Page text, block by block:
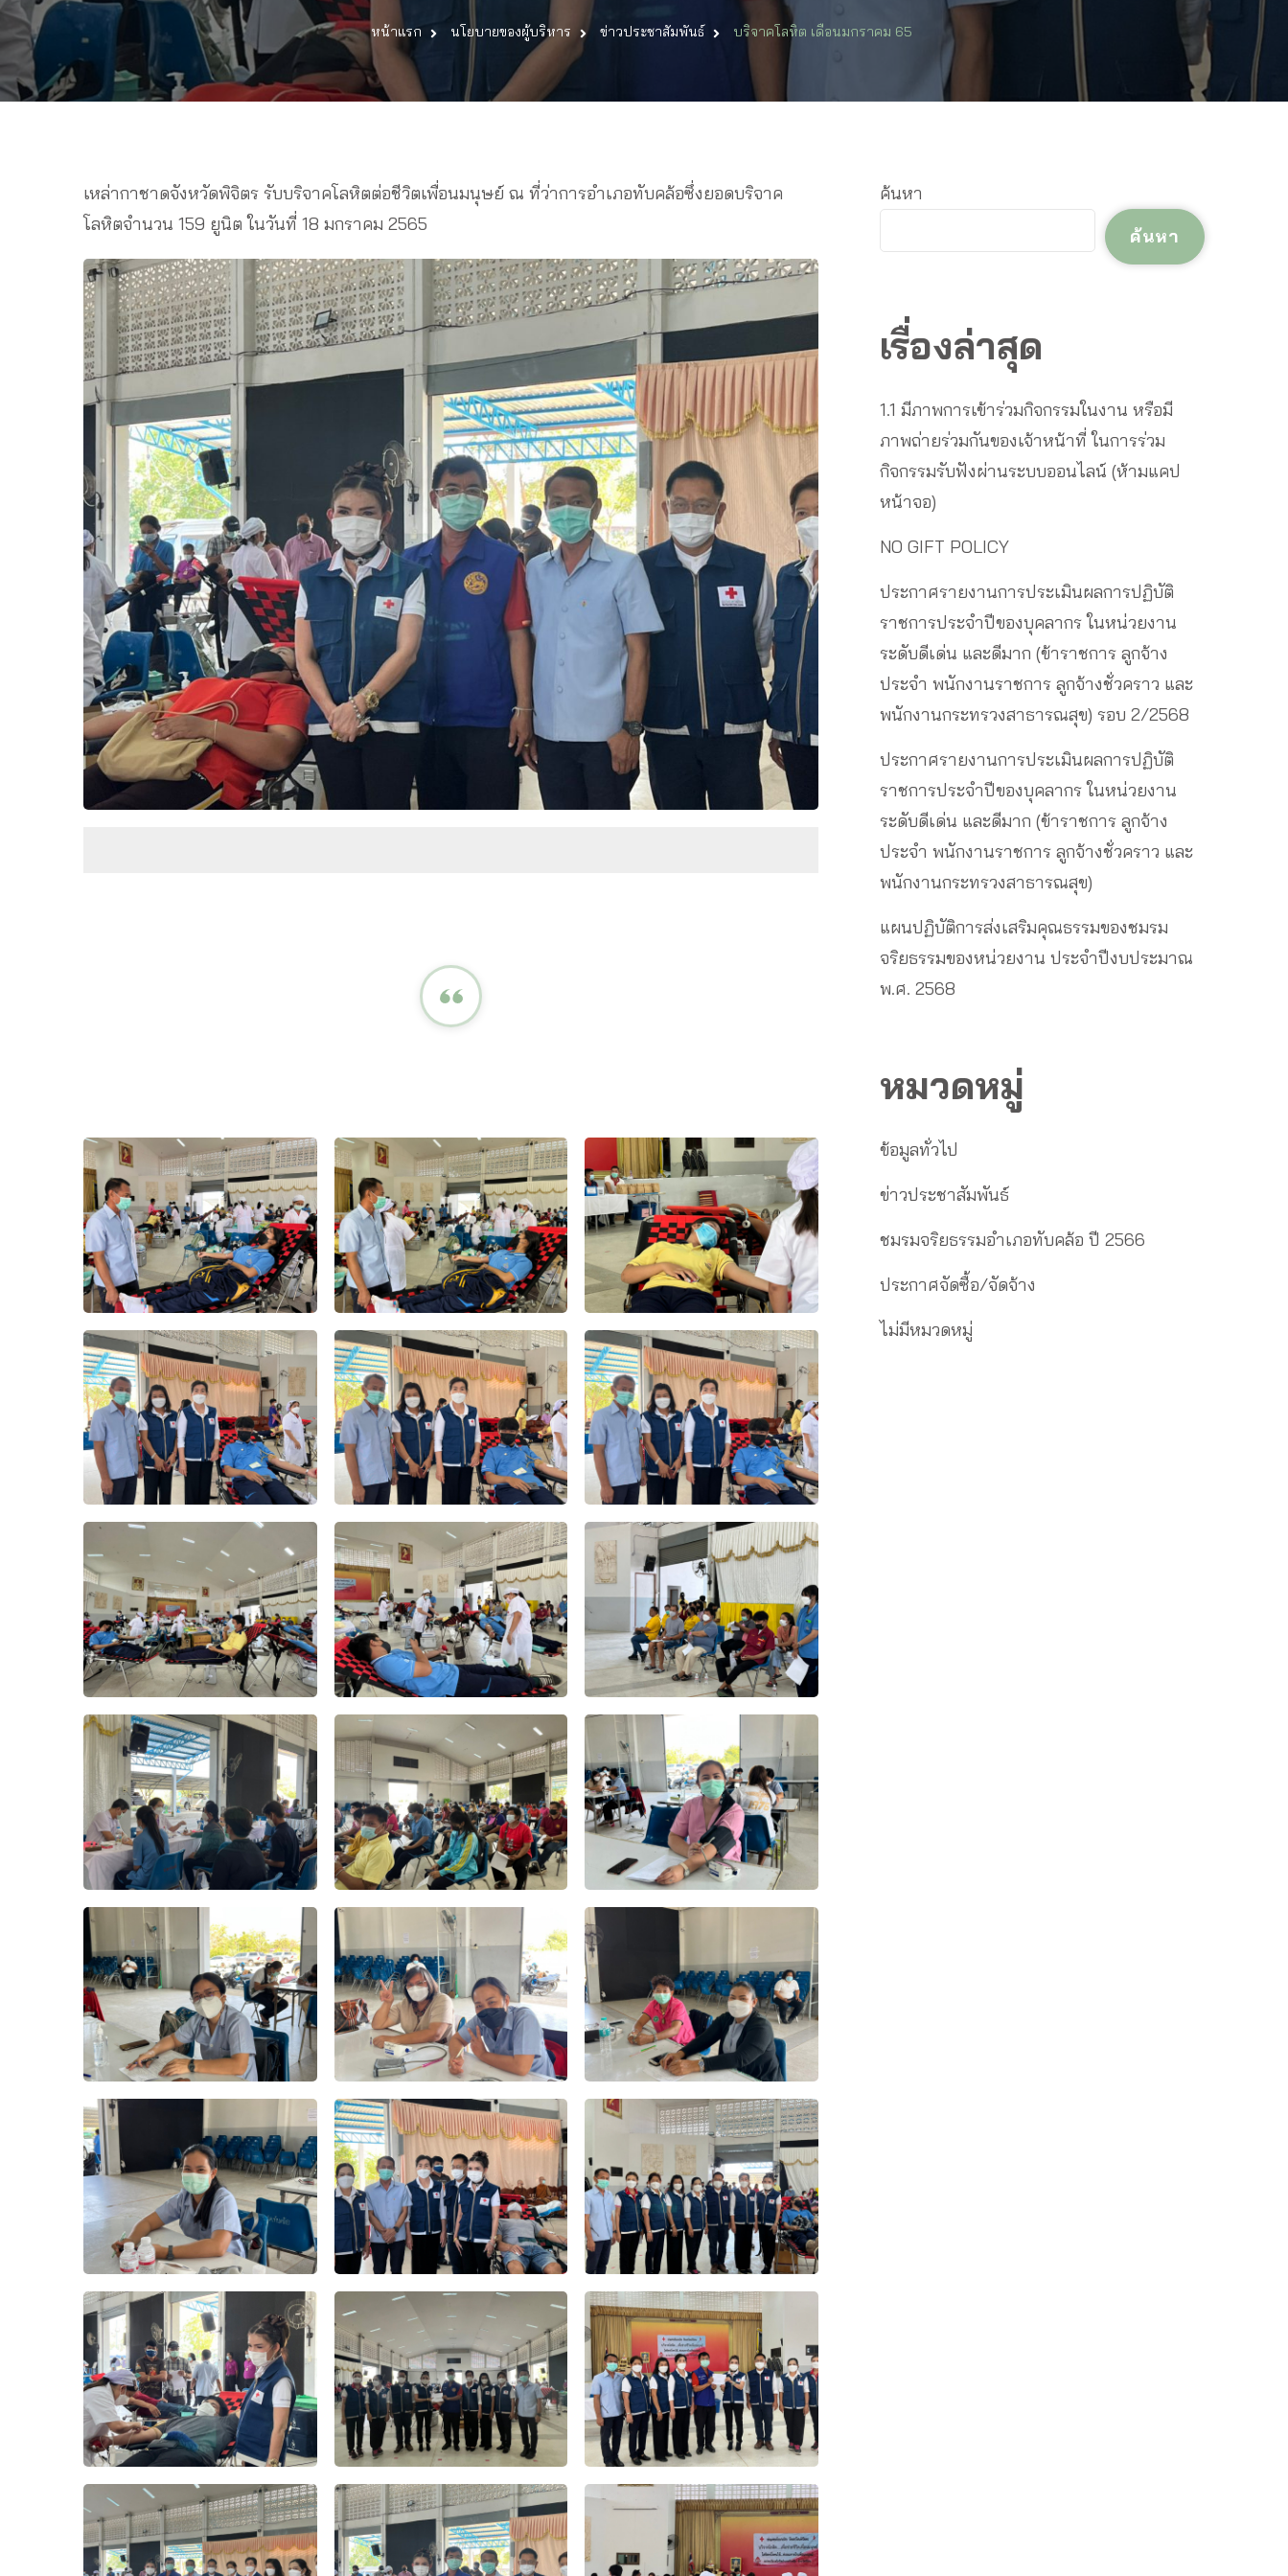
โลหิต
หน้าแรก นโยบายของผู้บริหาร ข่าวประชาสัมพันธ์ บริจาคโลหิต เดือนมกราคม 65
เหล่ากาชาดจังหวัดพิจิตร รับบริจาคโลหิตต่อชีวิตเพื่อนมนุษย์ ณ ที่ว่าการอำเภอทับคล้อซึ่งยอดบริจาค
โลหิตจำนวน 159 ยูนิต ในวันที่ 18 มกราคม 2565
ค้นหา
ค้นหา
เรื่องล่าสุด
1.1 มีภาพการเข้าร่วมกิจกรรมในงาน หรือมี
ภาพถ่ายร่วมกันของเจ้าหน้าที่ ในการร่วม
กิจกรรมรับฟังผ่านระบบออนไลน์ (ห้ามแคป
หน้าจอ)
NO GIFT POLICY
ประกาศรายงานการประเมินผลการปฏิบัติ
ราชการประจำปีของบุคลากร ในหน่วยงาน
ระดับดีเด่น และดีมาก (ข้าราชการ ลูกจ้าง
ประจำ พนักงานราชการ ลูกจ้างชั่วคราว และ
พนักงานกระทรวงสาธารณสุข) รอบ 2/2568
ประกาศรายงานการประเมินผลการปฏิบัติ
ราชการประจำปีของบุคลากร ในหน่วยงาน
ระดับดีเด่น และดีมาก (ข้าราชการ ลูกจ้าง
ประจำ พนักงานราชการ ลูกจ้างชั่วคราว และ
พนักงานกระทรวงสาธารณสุข)
แผนปฏิบัติการส่งเสริมคุณธรรมของชมรม
จริยธรรมของหน่วยงาน ประจำปีงบประมาณ
พ.ศ. 2568
หมวดหมู่
ข้อมูลทั่วไป
ข่าวประชาสัมพันธ์
ชมรมจริยธรรมอำเภอทับคล้อ ปี 2566
ประกาศจัดซื้อ/จัดจ้าง
ไม่มีหมวดหมู่